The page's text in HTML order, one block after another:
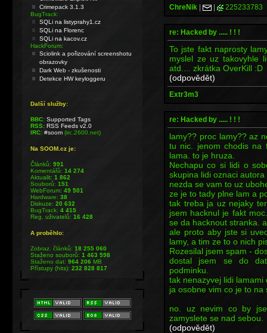
ChreNik | | 225233783
re: Hacked by ..... ! ! !
To jste fakt naprosty
myslel ze uz takovyhle
atd.... zkrátka OverKill :D
(odpovědět)
Extr3m3
re: Hacked by ..... ! ! !
lamy?? proc lamy?? az
tu nic. jenom chodis na
lama. to je hruza.
Nechapu co si lidi o
skupina lidi oznaci
nezda se vam to uz
ze je to tady plne lam a
tak treba ja uz nejaky
jsem hacknul je fakt
se da hacknout stranka.
ale proto aby jste si
lamy, a tim ze to o nich
Rozesilal jsem spam -
dostal jsem se do
podminku.
tak nenazyvej lidi
ja osobne vim co je to
no. uz nevim co by
zamyslete se nad sebou.
(odpovědět)
Crimepack 3.1.3
BugTrack:
SQLi na listyprahy1.cz
SQLi na Florenc
SQLi na kacov.cz
HackForum:
Sciolink a pořizování screenshotu
obrazovky
Dark Web - zkušenosti
Detekce HW keyloggeru
Další služby:
BBC: Supported Tags
RSS: RSS Feeds v2.0
IRC: #soom(irc.2600.net)
Na SOOM.cz je:
Článků:991
Komentářů:14 274
Aktualit:1 862
Souborů:151
WebForum:49 501
Hardware:38
Diskuze:20 632
BugTrack:4 415
Reg. uživatelů:16 428
A proběhlo:
Zobraz. článků:18 255 060
Staženo souborů:1 463 598
Staženo dat:964 206MB
Přístupy (hits):232 828 817